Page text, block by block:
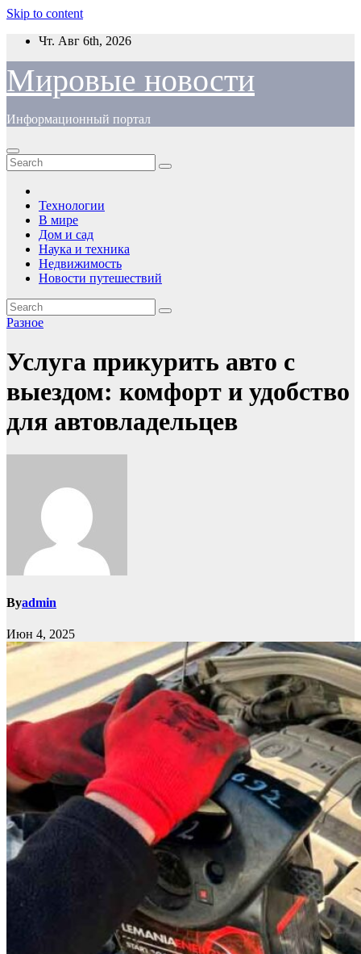
Skip to content
Чт. Авг 6th, 2026
Мировые новости
Информационный портал
Технологии
В мире
Дом и сад
Наука и техника
Недвижимость
Новости путешествий
Разное
Услуга прикурить авто с
выездом: комфорт и удобство
для автовладельцев
Byadmin
Июн 4, 2025